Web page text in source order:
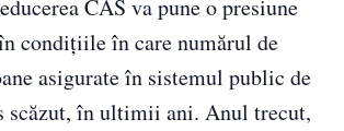
CAS va pune o presiune
condiţiile în care numărul de
asigurate în sistemul public de
scăzut, în ultimii ani. Anul trecut,